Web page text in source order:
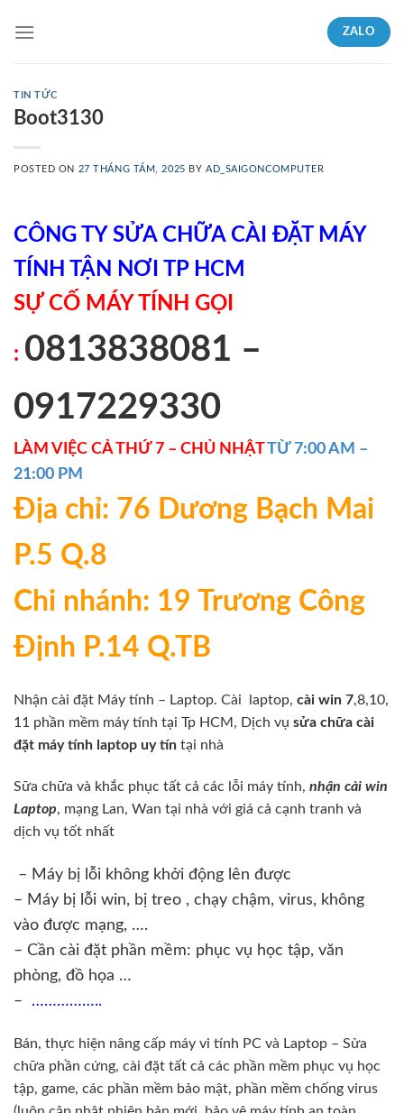
ZALO
TIN TỨC
Boot3130
POSTED ON 27 THÁNG TÁM, 2025 BY AD_SAIGONCOMPUTER
CÔNG TY SỬA CHỮA CÀI ĐẶT MÁY
TÍNH TẬN NƠI TP HCM
SỰ CỐ MÁY TÍNH GỌI
: 0813838081 –
0917229330
LÀM VIỆC CẢ THỨ 7 – CHỦ NHẬTTỪ 7:00 AM –
21:00 PM
Địa chỉ: 76 Dương Bạch Mai
P.5 Q.8
Chi nhánh: 19 Trương Công
Định P.14 Q.TB
Nhận cài đặt Máy tính – Laptop. Cài laptop, cài win 7,8,10,
11 phần mềm máy tính tại Tp HCM, Dịch vụ sửa chữa cài
đặt máy tính laptop uy tín tại nhà
Sữa chữa và khắc phục tất cả các lỗi máy tính, nhận cài win
Laptop, mạng Lan, Wan tại nhà với giá cả cạnh tranh và
dịch vụ tốt nhất
– Máy bị lỗi không khởi động lên được
– Máy bị lỗi win, bị treo , chạy chậm, virus, không
vào được mạng, ….
– Cần cài đặt phần mềm: phục vụ học tập, văn
phòng, đồ họa …
– ……………..
Bán, thực hiện nâng cấp máy vi tính PC và Laptop – Sửa
chữa phần cứng, cài đặt tất cả các phần mềm phục vụ học
tập, game, các phần mềm bảo mật, phần mềm chống virus